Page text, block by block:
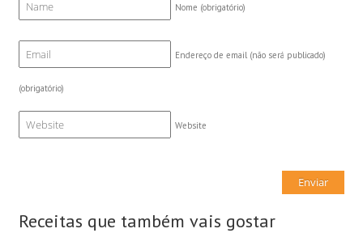
Nome (obrigatório)
Endereço de email (não será publicado)
(obrigatório)
Website
Receitas que também vais gostar